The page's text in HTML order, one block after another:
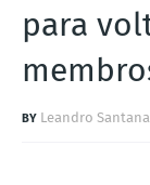
para
Leandro Santana